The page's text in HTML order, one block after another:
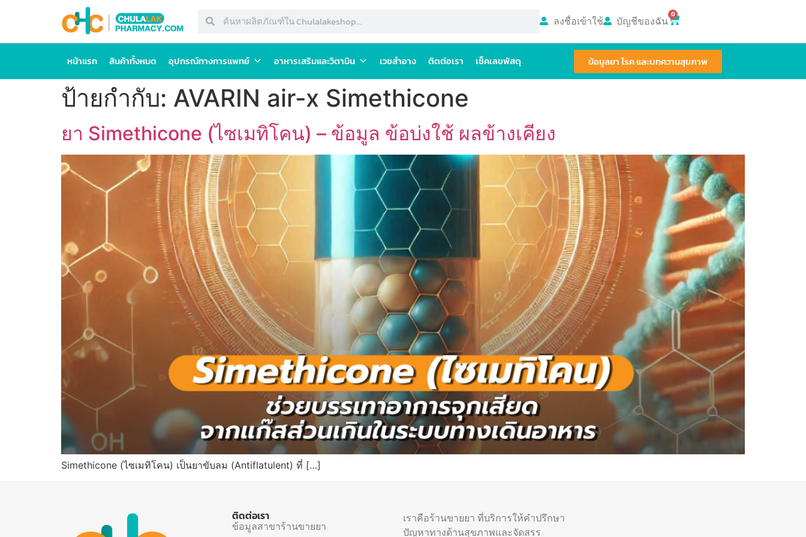
ลงชื่อเข้าใช้ บัญชีของฉัน 0
หน้าแรก สินค้าทั้งหมด อุปกรณ์ทางการแพทย์ อาหารเสริมและวิตามิน เวชสำอาง ติดต่อเรา เช็คเลขพัสดุ ข้อมูลยา โรค และบทความสุขภาพ
ป้ายกำกับ: AVARIN air-x Simethicone
ยา Simethicone (ไซเมทิโคน) – ข้อมูล ข้อบ่งใช้ ผลข้างเคียง
Simethicone (ไซเมทิโคน) เป็นยาขับลม (Antiflatulent) ที่ […]
ติดต่อเรา
ข้อมูลสาขาร้านขายยา
เราคือร้านขายยา ที่บริการให้คำปรึกษา
ปัญหาทางด้านสุขภาพและจัดสรร